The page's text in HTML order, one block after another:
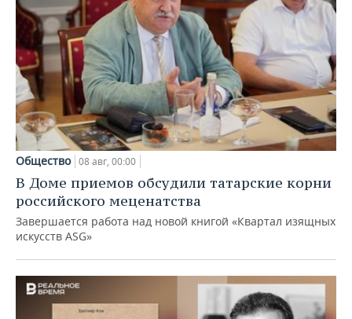
Общество 08 авг, 00:00
В Доме приемов обсудили татарские корни
российского меценатства
Завершается работа над новой книгой «Квартал изящных
искусств ASG»